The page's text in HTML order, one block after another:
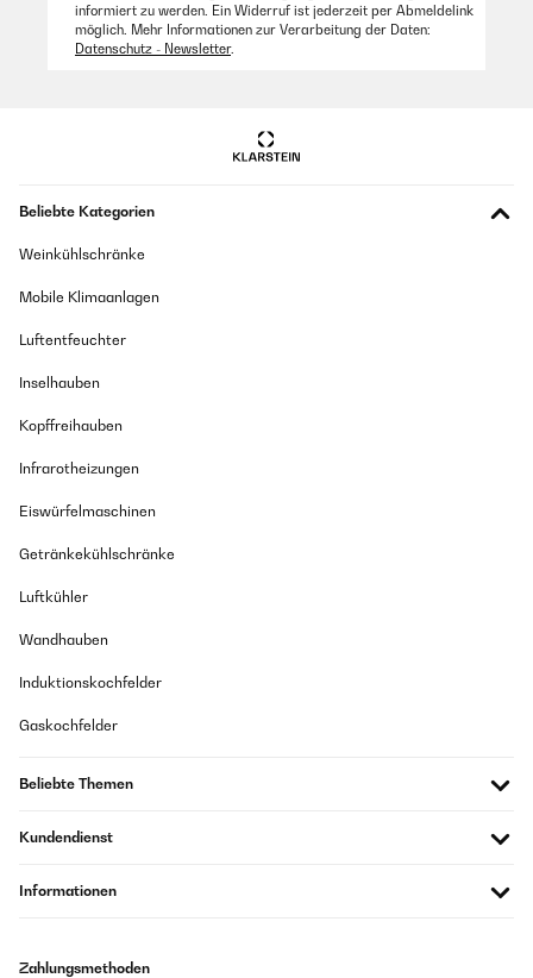
Habe es für meinen Freund und mich besorgt und wir spielen es beide
sehr gerne. Es bringt uns ein bisschen enger zusammen und wir lernen
dinge über den anderen, die wir sonst vielleicht nicht gelernt hätten
Man sollte sich schon etwas kennen nichts für frisch verliebte
Amazon Benutzer – Bewertung durch Chal-Tec GmbH nicht
schon lange kennen, gab es viel neues und hintergründiges zu
einzutauchen und zu überlegen "wie war das eigentlich damals". Wir
Fragen sind sehr speziell und teils auch nicht zu beantworten (z.B. was
alles in Allem sehr zu empfehlen.
eigenständig überprüft
schon lange kennen, gab es viel neues und hintergründiges zu
einzutauchen und zu überlegen "wie war das eigentlich damals". Wir
ist deine erste Kindheitserinnerung), manches wiederholt sich - aber
Amazon Benutzer – Bewertung durch Chal-Tec GmbH nicht
Mein Freund und ich hatten einen wirklich schönen Abend mit dem
informiert zu werden. Ein Widerruf ist jederzeit per Abmeldelink
möglich. Mehr Informationen zur Verarbeitung der Daten:
Datenschutz - Newsletter.
Beliebte Kategorien
Weinkühlschränke
Mobile Klimaanlagen
Luftentfeuchter
Inselhauben
Kopffreihauben
Infrarotheizungen
Eiswürfelmaschinen
Getränkekühlschränke
Luftkühler
Wandhauben
Induktionskochfelder
Gaskochfelder
Beliebte Themen
Kundendienst
Informationen
Zahlungsmethoden